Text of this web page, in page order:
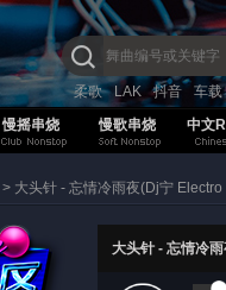
柔歌 LAK 抖音
车载
慢摇串烧 慢歌串烧 中文
> 大头针 - 忘情冷雨夜(Dj宁
大头针 - 忘情冷